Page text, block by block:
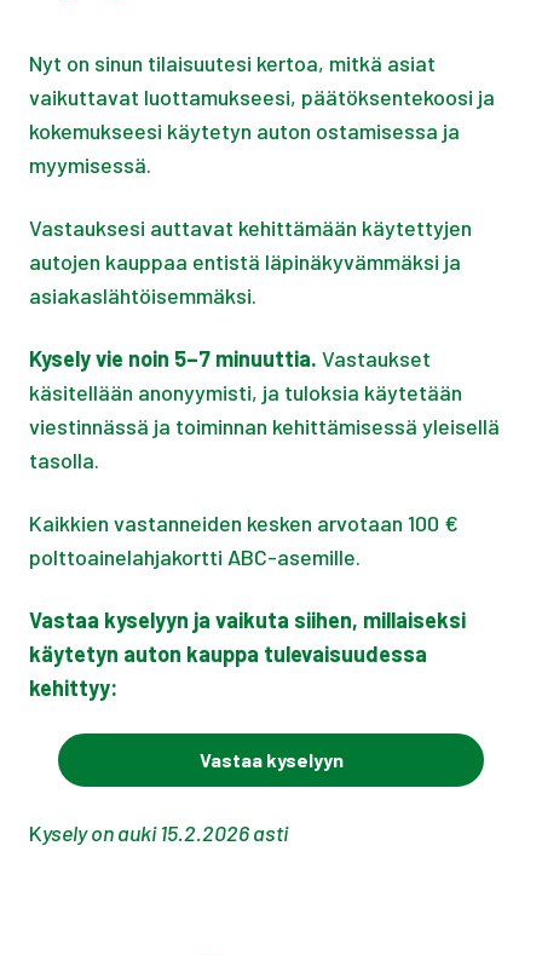
Nyt on sinun tilaisuutesi kertoa, mitkä asiat
vaikuttavat luottamukseesi, päätöksentekoosi ja
kokemukseesi käytetyn auton ostamisessa ja
myymisessä.
Vastauksesi auttavat kehittämään käytettyjen
autojen kauppaa entistä läpinäkyvämmäksi ja
asiakaslähtöisemmäksi.
Kysely vie noin 5–7 minuuttia. Vastaukset
käsitellään anonyymisti, ja tuloksia käytetään
viestinnässä ja toiminnan kehittämisessä yleisellä
tasolla.
Kaikkien vastanneiden kesken arvotaan 100 €
polttoainelahjakortti ABC-asemille.
Vastaa kyselyyn ja vaikuta siihen, millaiseksi
käytetyn auton kauppa tulevaisuudessa
kehittyy:
Vastaa kyselyyn
Kysely on auki 15.2.2026 asti